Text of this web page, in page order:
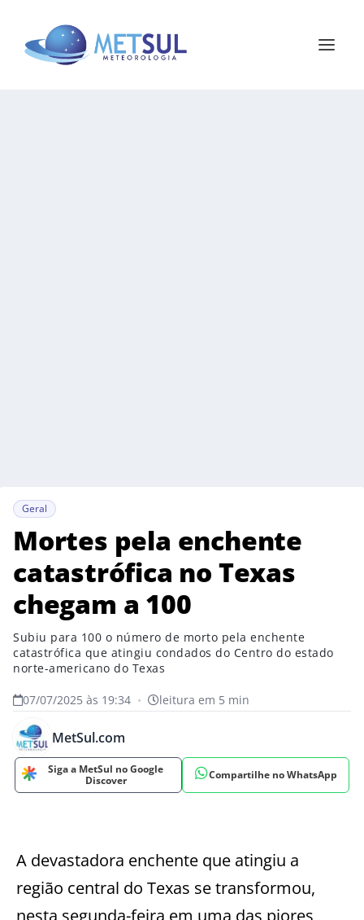
Geral
Mortes pela enchente
catastrófica no Texas
chegam a 100
Subiu para 100 o número de morto pela enchente
catastrófica que atingiu condados do Centro do estado
norte-americano do Texas
07/07/2025 às 19:34 • leitura em 5 min
MetSul.com
Siga a MetSul no Google
Discover
Compartilhe no WhatsApp
A devastadora enchente que atingiu a
região central do Texas se transformou,
nesta segunda-feira em uma das piores